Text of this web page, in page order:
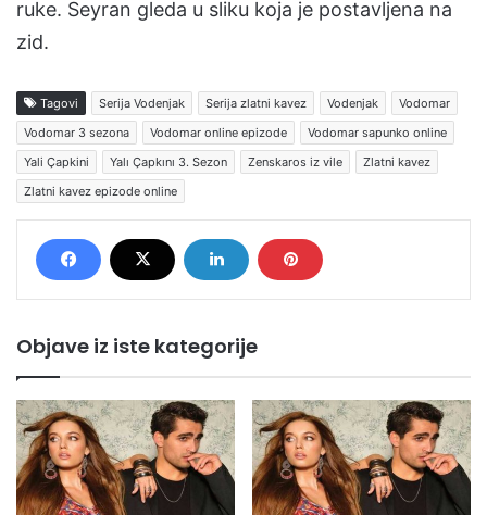
ruke. Seyran gleda u sliku koja je postavljena na
zid.
Tagovi Serija Vodenjak Serija zlatni kavez Vodenjak
Vodomar
Vodomar 3 sezona
Vodomar online epizode
Vodomar sapunko online
Yali Çapkini
Yalı Çapkını 3. Sezon Zenskaros iz vile
Zlatni kavez
Zlatni kavez epizode online
Objave iz iste kategorije